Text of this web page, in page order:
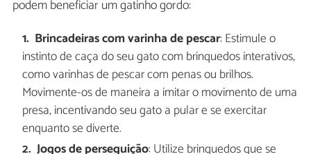
podem beneficiar um gatinho gordo:
Brincadeiras com varinha de pescar: Estimule o
instinto de caça do seu gato com brinquedos interativos,
como varinhas de pescar com penas ou brilhos.
Movimente-os de maneira a imitar o movimento de uma
presa, incentivando seu gato a pular e se exercitar
enquanto se diverte.
Jogos de perseguição: Utilize brinquedos que se